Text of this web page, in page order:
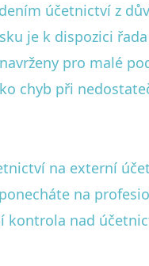
účetnictví z
je k dispozici
pro malé
chyb při
na externí
na
kontrola nad